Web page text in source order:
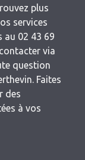
plus
services
au 02 43 69
via
question
Faites
des
à vos